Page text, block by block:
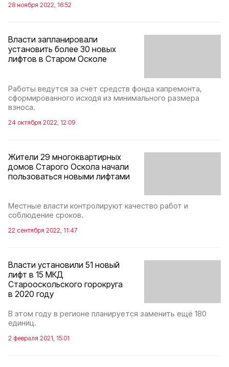
28 ноября 2022, 16:52
Власти запланировали
установить более 30 новых
лифтов в Старом Осколе
Работы ведутся за счёт средств фонда капремонта,
сформированного исходя из минимального размера
взноса.
24 октября 2022, 12:09
Жители 29 многоквартирных
домов Старого Оскола начали
пользоваться новыми лифтами
Местные власти контролируют качество работ и
соблюдение сроков.
22 сентября 2022, 11:47
Власти установили 51 новый
лифт в 15 МКД
Старооскольского горокруга
в 2020 году
В этом году в регионе планируется заменить ещё 180
единиц.
2 февраля 2021, 15:01